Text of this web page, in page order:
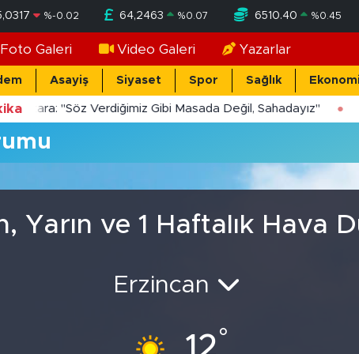
%-0.02 64,2463 %0.07 6510.40 %0.45
Foto Galeri Video Galeri Yazarlar
Asayiş Siyaset Spor Sağlık Ekonomi
"Söz Verdiğimiz Gibi Masada Değil, Sahadayız"
Yarın ve 1 Haftalık Hava
Erzincan
°